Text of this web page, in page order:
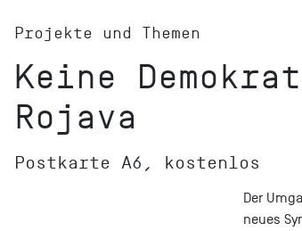
Projekte und Themen
Keine
Rojava
Postkarte A6, kostenlos
Der
neues